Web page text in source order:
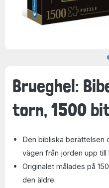
Brueghel:
torn, 1500
Den bibliska berättelsen
vägen från jorden upp till
Originalet målades på
den äldre